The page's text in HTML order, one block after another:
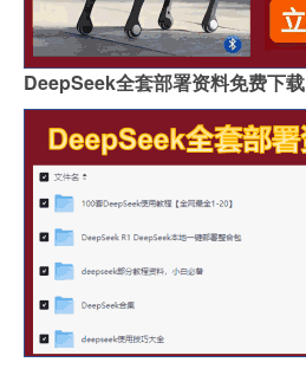
DeepSeek全套部署资料免费下载